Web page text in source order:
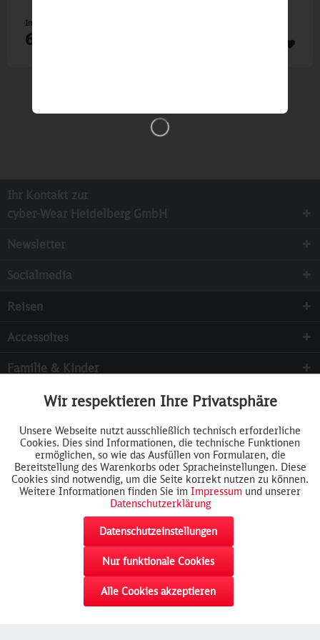
Inhalt
6,50 €
Ihr Kontakt zur
cyber-Wear Heidelberg GmbH
Newsletter
Socialmedia
Reisen
Accessoires
Familie & Kinder
Sammeln
Services
Funktionale Aktiv
Tracking Inaktiv
Wir respektieren Ihre Privatsphäre
Unsere Webseite nutzt ausschließlich technisch erforderliche
Cookies. Dies sind Informationen, die technische Funktionen
ermöglichen, so wie das Ausfüllen von Formularen, die
Bereitstellung des Warenkorbs oder Spracheinstellungen. Diese
Cookies sind notwendig, um die Seite korrekt nutzen zu können.
Weitere Informationen finden Sie im Impressum und unserer
Datenschutzerklärung
Datenschutzeinstellungen
Nur funktionale Cookies
akzeptieren
Alle Cookies akzeptieren